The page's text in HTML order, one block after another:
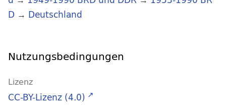
D → Deutschland
Nutzungsbedingungen
Lizenz
CC-BY-Lizenz (4.0)